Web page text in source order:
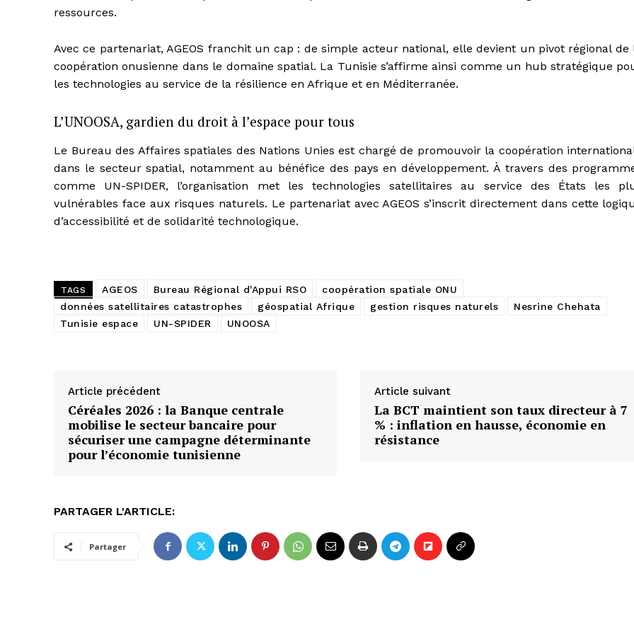
ressources.
Avec ce partenariat, AGEOS franchit un cap : de simple acteur national, elle devient un pivot régional de
coopération onusienne dans le domaine spatial. La Tunisie s’affirme ainsi comme un hub stratégique
les technologies au service de la résilience en Afrique et en Méditerranée.
L’UNOOSA, gardien du droit à l’espace pour tous
Le Bureau des Affaires spatiales des Nations Unies est chargé de promouvoir la coopération
dans le secteur spatial, notamment au bénéfice des pays en développement. À travers des
comme UN-SPIDER, l’organisation met les technologies satellitaires au service des États les
vulnérables face aux risques naturels. Le partenariat avec AGEOS s’inscrit directement dans cette
d’accessibilité et de solidarité technologique.
TAGS AGEOS Bureau Régional d'Appui RSO
coopération spatiale ONU
données satellitaires catastrophes
géospatial Afrique gestion risques naturels
Nesrine Chehata
Tunisie espace
UN-SPIDER UNOOSA
Article précédent
Céréales 2026 : la Banque centrale
mobilise le secteur bancaire pour
sécuriser une campagne déterminante
pour l’économie tunisienne
Article suivant
La BCT maintient son taux directeur à 7
% : inflation en hausse, économie en
résistance
PARTAGER L'ARTICLE:
Partager